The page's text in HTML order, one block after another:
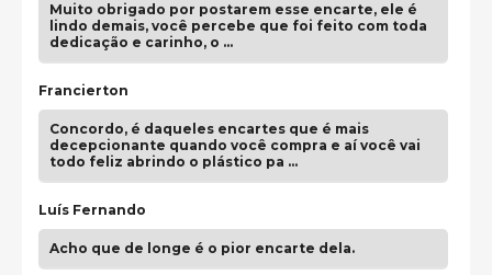
Muito obrigado por postarem esse encarte, ele é
lindo demais, você percebe que foi feito com toda
dedicação e carinho, o …
Francierton
Concordo, é daqueles encartes que é mais
decepcionante quando você compra e aí você vai
todo feliz abrindo o plástico pa …
Luís Fernando
Acho que de longe é o pior encarte dela.